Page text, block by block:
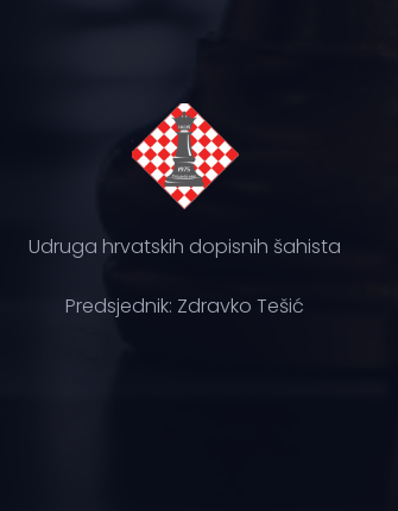
Udruga hrvatskih dopisnih šahista
Predsjednik: Zdravko Tešić